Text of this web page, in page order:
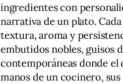
ingredientes con
narrativa de un plato.
textura, aroma y
embutidos nobles, guisos
contemporáneas donde
manos de un cocinero,